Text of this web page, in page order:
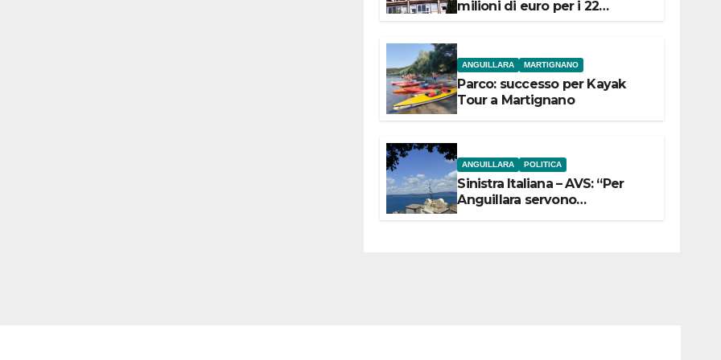
milioni di euro per i 22
ANGUILLARA MARTIGNANO
Parco: successo per Kayak
Tour a Martignano
ANGUILLARA POLITICA
Sinistra Italiana – AVS: “Per
Anguillara servono